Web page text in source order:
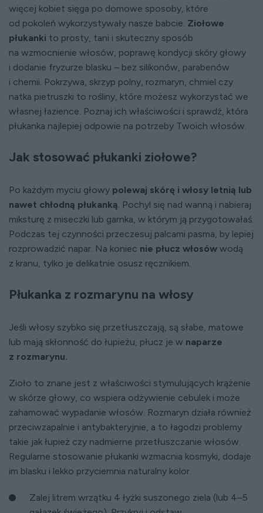
więcej kobiet sięga po domowe sposoby, które
od pokoleń wykorzystywały nasze babcie. Ziołowe
płukanki to prosty, tani i skuteczny sposób
na wzmocnienie włosów, poprawę kondycji skóry głowy
i dodanie fryzurze blasku – bez silikonów, parabenów
i chemii. Pokrzywa, skrzyp polny, rozmaryn, chmiel czy
natka pietruszki to rośliny, które możesz wykorzystać we
własnej łazience. Poznaj ich właściwości i sprawdź, która
płukanka najlepiej odpowie na potrzeby Twoich włosów.
Jak stosować płukanki ziołowe?
Po każdym myciu głowy polewaj skórę i włosy letnią lub
nawet chłodną płukanką. Pochyl się nad wanną i nabieraj
miksturę z miseczki lub garnka, w którym ją przygotowałaś.
Podczas tej czynności przeczesuj palcami pasma, by lepiej
rozprowadzić napar. Na koniec nie płucz włosów wodą
z kranu, tylko je delikatnie osusz ręcznikiem.
Płukanka z rozmarynu na włosy
Jeśli włosy szybko się przetłuszczają, są słabe, matowe
lub mają skłonność do łupieżu, płucz je w naparze
z rozmarynu.
Zioło to znane jest z właściwości stymulujących krążenie
w skórze głowy, co wspiera odżywienie cebulek i może
zahamować wypadanie włosów. Rozmaryn działa również
przeciwzapalnie i antybakteryjnie, a to łagodzi problemy
takie jak łupież czy nadmierne przetłuszczanie włosów.
Regularne stosowanie płukanki wzmacnia kosmyki, dodaje
im blasku i lekko przyciemnia naturalny kolor.
Zalej litrem wrzątku 4 łyżki suszonego ziela (lub 4–5